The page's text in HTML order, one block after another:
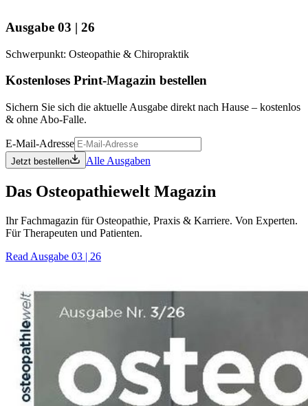
Ausgabe 03 | 26
Schwerpunkt: Osteopathie & Chiropraktik
Kostenloses Print-Magazin bestellen
Sichern Sie sich die aktuelle Ausgabe direkt nach Hause – kostenlos
& ohne Abo-Falle.
E-Mail-Adresse
Jetzt bestellen Alle Ausgaben
Das Osteopathiewelt Magazin
Ihr Fachmagazin für Osteopathie, Praxis & Karriere. Von Experten.
Für Therapeuten und Patienten.
Read Ausgabe 03 | 26